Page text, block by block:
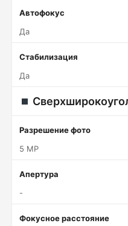
Автофокус
Да
Стабилизация
Да
Разрешение фото
5 MP
Апертура
-
Фокусное расстояние